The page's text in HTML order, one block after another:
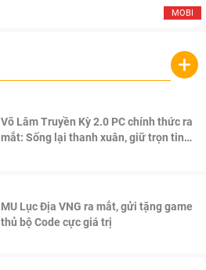
MOBI
+
Võ Lâm Truyền Kỳ 2.0 PC chính thức ra
mắt: Sống lại thanh xuân, giữ trọn tinh
MU Lục Địa VNG ra mắt, gửi tặng game
thủ bộ Code cực giá trị